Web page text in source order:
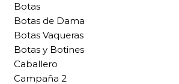
Botas
Botas de Dama
Botas Vaqueras
Botas y Botines
Caballero
Campaña 2